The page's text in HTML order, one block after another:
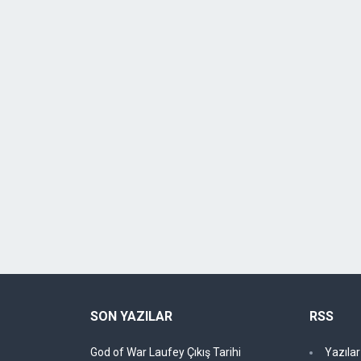
SON YAZILAR
God of War Laufey Çıkış Tarihi
RSS